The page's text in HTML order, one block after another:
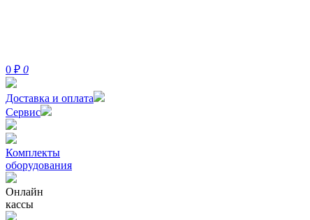
0 ₽ 0
Доставка и оплата
Сервис
Комплекты
оборудования
Онлайн
кассы